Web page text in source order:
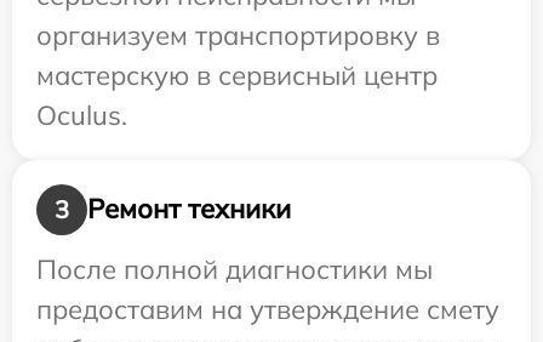
организуем транспортировку в
мастерскую в сервисный центр
Oculus.
3
Ремонт техники
После полной диагностики мы
предоставим на утверждение смету